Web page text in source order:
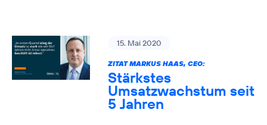
15. Mai 2020
ZITAT MARKUS HAAS, CEO:
Stärkstes
Umsatzwachstum seit
5 Jahren